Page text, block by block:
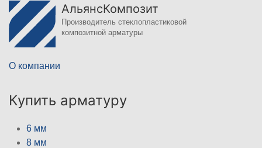
АльянсКомпозит
Производитель стеклопластиковой
композитной арматуры
О компании
Купить арматуру
6 мм
8 мм